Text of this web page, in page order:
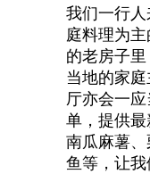
我们一行
庭料理为
的老房子
当地的家
厅亦会一
单，提供
南瓜麻薯
鱼等，让我